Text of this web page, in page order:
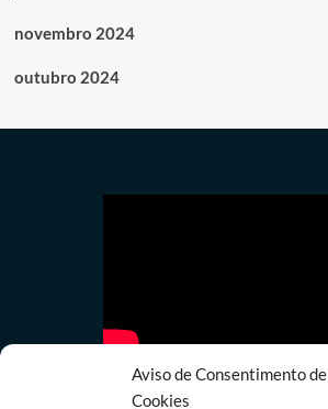
Aviso de Consentimento de
Cookies
novembro 2024
outubro 2024